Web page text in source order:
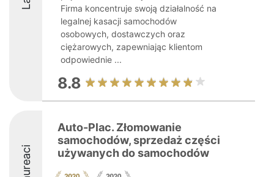
Firma koncentruje swoją działalność na
legalnej kasacji samochodów
osobowych, dostawczych oraz
ciężarowych, zapewniając klientom
odpowiednie ...
8.8
Laureaci
Auto-Plac. Złomowanie
samochodów, sprzedaż części
używanych do samochodów